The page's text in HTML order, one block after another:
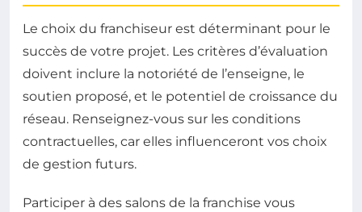
Le choix du franchiseur est déterminant pour le
succès de votre projet. Les critères d’évaluation
doivent inclure la notoriété de l’enseigne, le
soutien proposé, et le potentiel de croissance du
réseau. Renseignez-vous sur les conditions
contractuelles, car elles influenceront vos choix
de gestion futurs.
Participer à des salons de la franchise vous